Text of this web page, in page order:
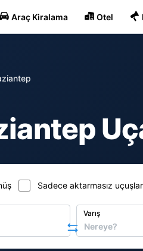
Araç Kiralama Otel
Sadece aktarmasız uçuşlar
Varış